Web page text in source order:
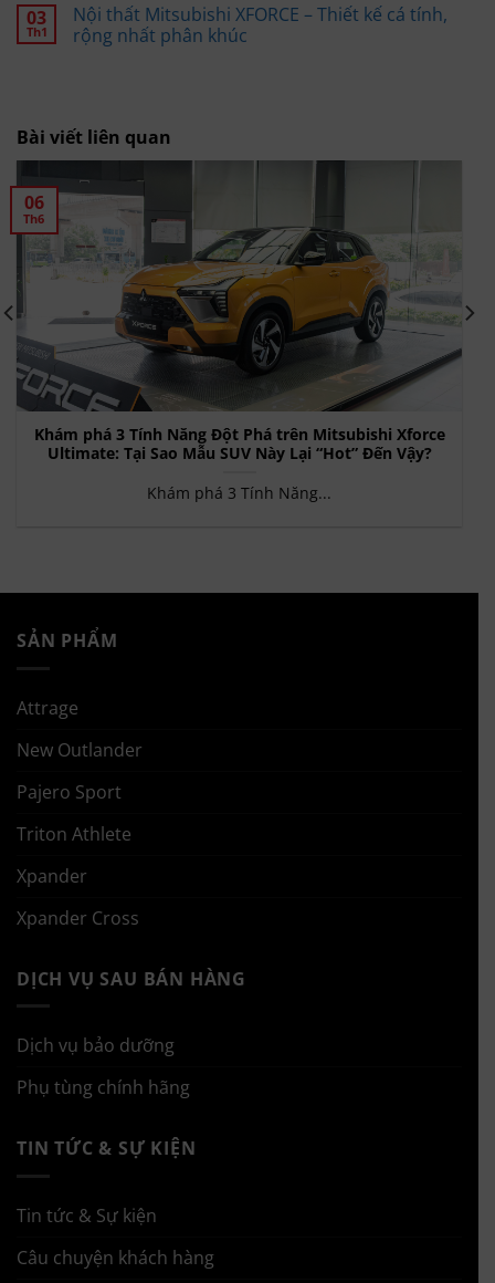
03
Th1
Nội thất Mitsubishi XFORCE – Thiết kế cá tính,
rộng nhất phân khúc
Bài viết liên quan
Khám phá 3 Tính Năng Đột Phá trên Mitsubishi Xforce
Ultimate: Tại Sao Mẫu SUV Này Lại “Hot” Đến Vậy?
Khám phá 3 Tính Năng...
06
Th6
SẢN PHẨM
Attrage
New Outlander
Pajero Sport
Triton Athlete
Xpander
Xpander Cross
DỊCH VỤ SAU BÁN HÀNG
Dịch vụ bảo dưỡng
Phụ tùng chính hãng
TIN TỨC & SỰ KIỆN
Tin tức & Sự kiện
Câu chuyện khách hàng